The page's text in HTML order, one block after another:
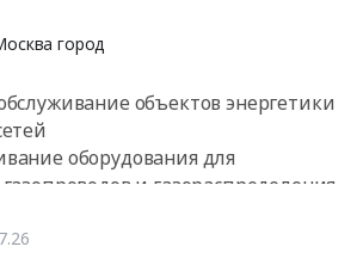
город
объектов энергетики
оборудования для
и газораспределения
информационных